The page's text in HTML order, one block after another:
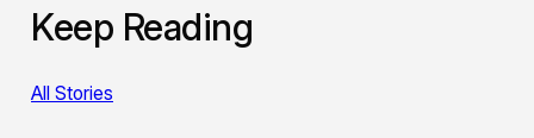
Keep Reading
All Stories